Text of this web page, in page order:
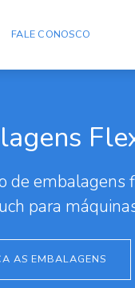
FALE CONOSCO
de embalagens
para
AS EMBALAGENS